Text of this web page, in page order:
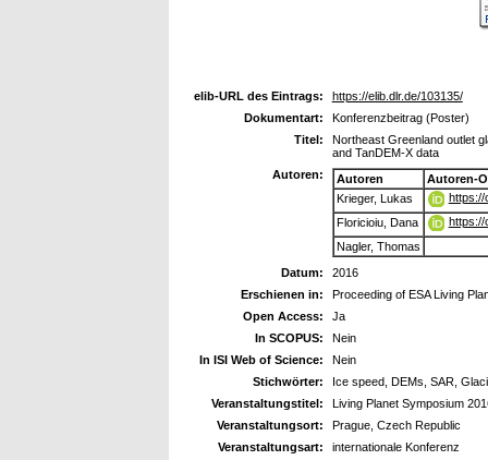
elib-URL des Eintrags:
https://elib.dlr.de/103135/
Dokumentart:
Konferenzbeitrag (Poster)
Titel:
Northeast Greenland outlet
and TanDEM-X data
Autoren:
Autoren
Autoren-
Krieger, Lukas
https://
Floricioiu, Dana
https://
Nagler, Thomas
Datum:
2016
Erschienen in:
Proceeding of ESA Living
Open Access:
Ja
In SCOPUS:
Nein
In ISI Web of Science:
Nein
Stichwörter:
Ice speed, DEMs, SAR,
Veranstaltungstitel:
Living Planet Symposium
Veranstaltungsort:
Prague, Czech Republic
Veranstaltungsart:
internationale Konferenz